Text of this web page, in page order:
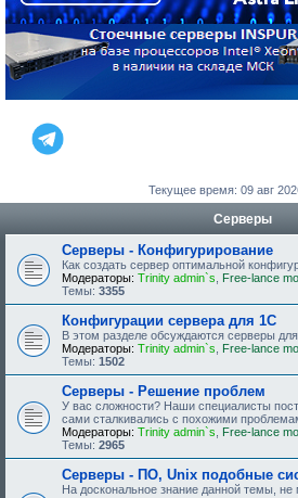
Текущее время: 09 авг
Серверы
Серверы - Конфигурирование
Как создать сервер оптимальной
Модераторы: Trinity admin`s
Free-lance
Темы: 3355
Конфигурации сервера для 1С
В этом разделе обсуждаются серверы
Модераторы: Trinity admin`s
Free-lance
Темы: 1502
Серверы - Решение проблем
У вас сложности? Наши специалисты
сами сталкивались с похожими
Модераторы: Trinity admin`s
Free-lance
Темы: 2965
Серверы - ПО, Unix подобные
На доскональное знание данной темы,